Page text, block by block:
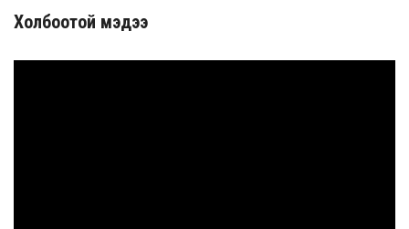
Холбоотой мэдээ